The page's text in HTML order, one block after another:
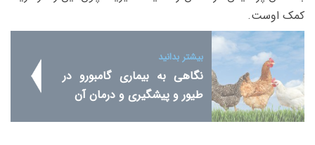
کمک اوست.
بیشتر بدانید
نگاهی به بیماری گامبورو در
طیور و پیشگیری و درمان آن